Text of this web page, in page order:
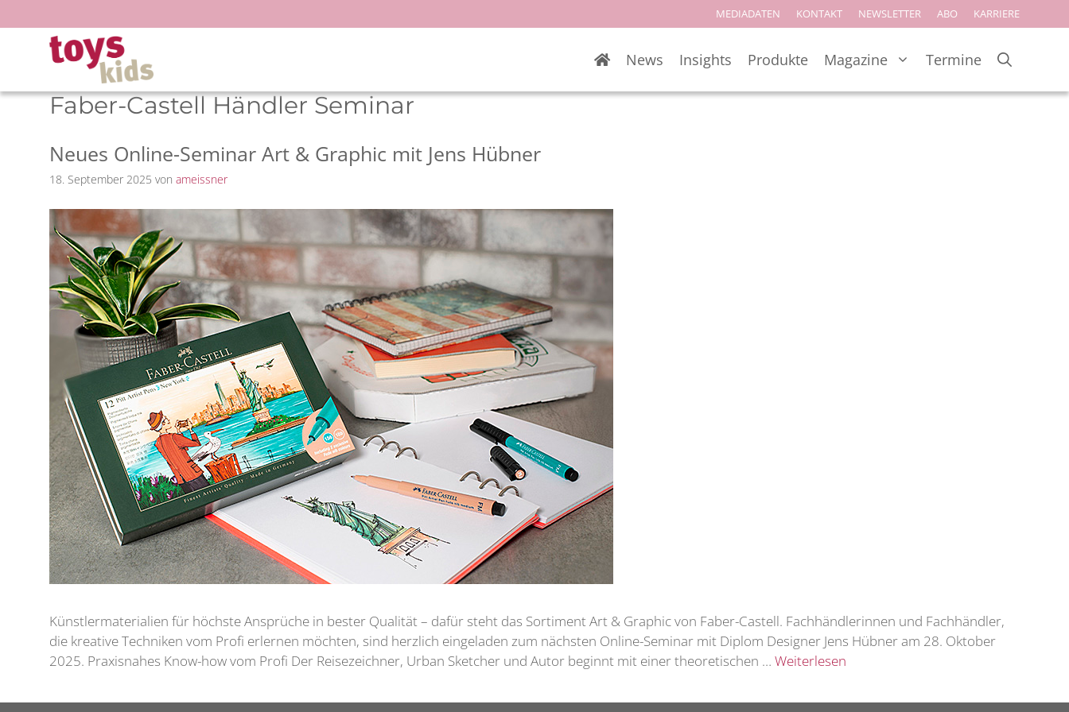
Inhalt
springen
MEDIADATEN KONTAKT NEWSLETTER ABO KARRIERE
News Insights Produkte Magazine Termine
Faber-Castell Händler Seminar
Neues Online-Seminar Art & Graphic mit Jens Hübner
18. September 2025 von ameissner
Künstlermaterialien für höchste Ansprüche in bester Qualität – dafür steht das Sortiment Art & Graphic von Faber-Castell. Fachhändlerinnen und Fachhändler,
die kreative Techniken vom Profi erlernen möchten, sind herzlich eingeladen zum nächsten Online-Seminar mit Diplom Designer Jens Hübner am 28. Oktober
2025. Praxisnahes Know-how vom Profi Der Reisezeichner, Urban Sketcher und Autor beginnt mit einer theoretischen … Weiterlesen